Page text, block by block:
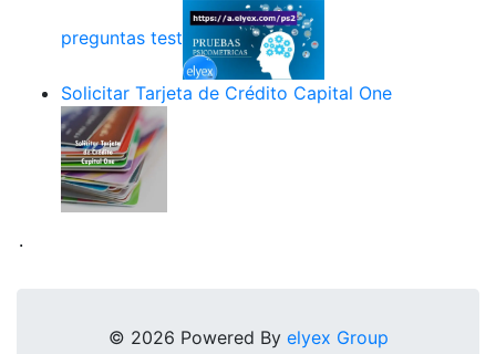
preguntas test
Solicitar Tarjeta de Crédito Capital One
.
© 2026 Powered By elyex Group